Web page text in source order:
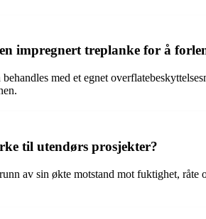
impregnert treplanke for å
med et egnet
til utendørs prosjekter?
av sin økte motstand mot fuktighet,